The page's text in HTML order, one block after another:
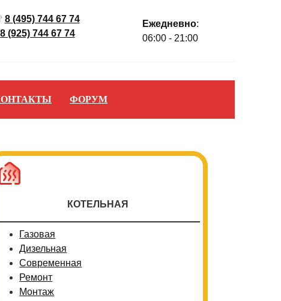
8 (495) 744 67 74
8 (925) 744 67 74
Ежедневно:
06:00 - 21:00
ФОРУМ
КОТЕЛЬНАЯ
Газовая
Дизельная
Современная
Ремонт
Монтаж